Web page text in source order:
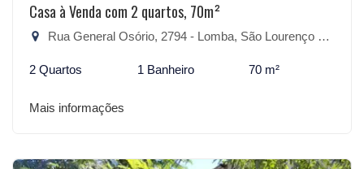
Casa à Venda com 2 quartos, 70m²
Rua General Osório, 2794 - Lomba, São Lourenço do Sul-RS
2 Quartos 1 Banheiro 70 m²
Mais informações